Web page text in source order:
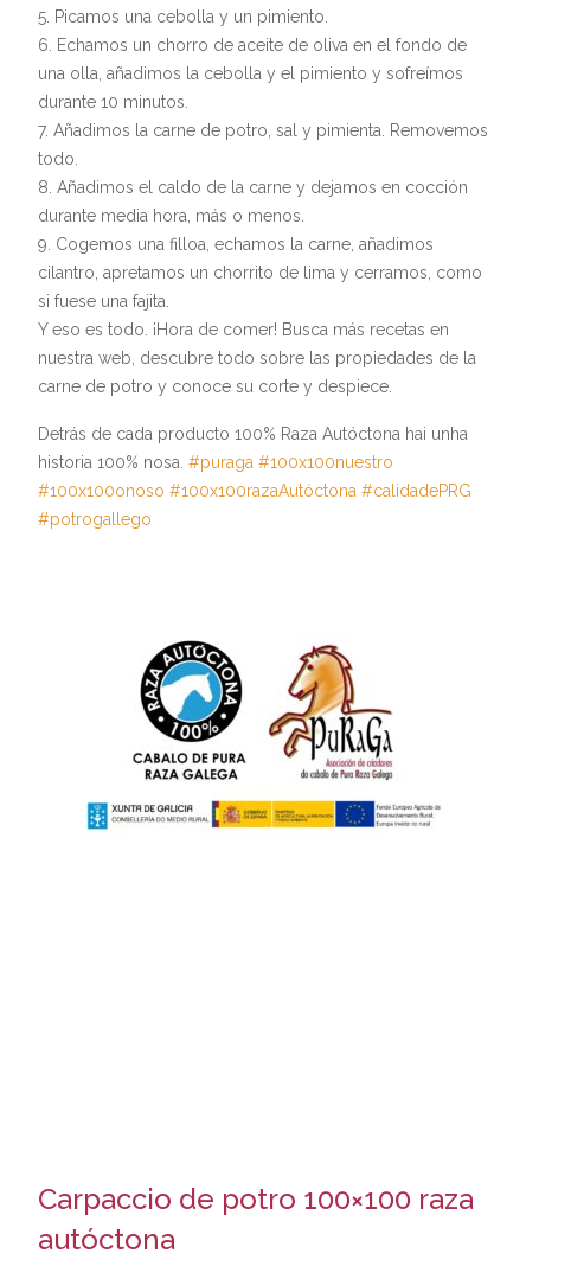
Picamos una cebolla y un pimiento.
Echamos un chorro de aceite de oliva en el fondo de
una olla, añadimos la cebolla y el pimiento y sofreímos
durante 10 minutos.
Añadimos la carne de potro, sal y pimienta. Removemos
todo.
Añadimos el caldo de la carne y dejamos en cocción
durante media hora, más o menos.
Cogemos una filloa, echamos la carne, añadimos
cilantro, apretamos un chorrito de lima y cerramos, como
si fuese una fajita.
Y eso es todo. ¡Hora de comer! Busca más recetas en
nuestra web, descubre todo sobre las propiedades de la
carne de potro y conoce su corte y despiece.
Detrás de cada producto 100% Raza Autóctona hai unha
historia 100% nosa. #puraga #100x100nuestro
#100x100onoso #100x100razaAutóctona #calidadePRG
#potrogallego
Carpaccio de potro 100×100 raza
autóctona